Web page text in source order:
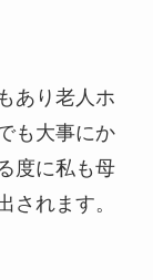
あり老人ホ
も大事にか
度に私も母
されます。